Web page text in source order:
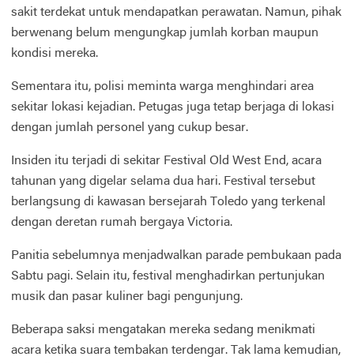
sakit terdekat untuk mendapatkan perawatan. Namun, pihak
berwenang belum mengungkap jumlah korban maupun
kondisi mereka.
Sementara itu, polisi meminta warga menghindari area
sekitar lokasi kejadian. Petugas juga tetap berjaga di lokasi
dengan jumlah personel yang cukup besar.
Insiden itu terjadi di sekitar Festival Old West End, acara
tahunan yang digelar selama dua hari. Festival tersebut
berlangsung di kawasan bersejarah Toledo yang terkenal
dengan deretan rumah bergaya Victoria.
Panitia sebelumnya menjadwalkan parade pembukaan pada
Sabtu pagi. Selain itu, festival menghadirkan pertunjukan
musik dan pasar kuliner bagi pengunjung.
Beberapa saksi mengatakan mereka sedang menikmati
acara ketika suara tembakan terdengar. Tak lama kemudian,